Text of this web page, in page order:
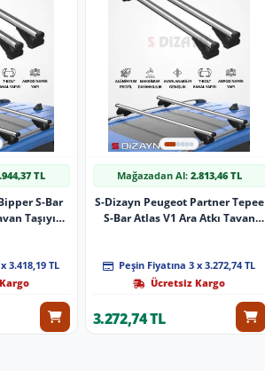
TL
S-Bar
Taşıyıcı
3.418,19 TL
Mağazadan Al: 2.813,46 TL
S-Dizayn Peugeot Partner Tepee
S-Bar Atlas V1 Ara Atkı Tavan
Peşin Fiyatına 3 x 3.272,74 TL
Ücretsiz Kargo
3.272,74 TL